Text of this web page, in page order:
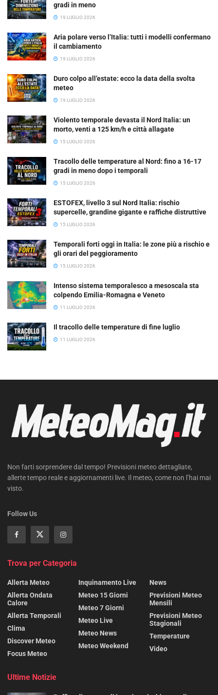
gradi in meno
19 LUGLIO 2026
Aria polare verso l’Italia: tutti i modelli confermano
il cambiamento
19 LUGLIO 2026
Duro colpo all’estate: ecco la data della svolta
meteo
19 LUGLIO 2026
Violento temporale devasta il Nord Italia: un
morto, venti a 125 km/h e città allagate
15 LUGLIO 2026
Tracollo delle temperature al Nord: fino a 16-17
gradi in meno dopo i temporali
15 LUGLIO 2026
ESTOFEX, livello 3 sul Nord Italia: rischio
supercelle, grandine gigante e raffiche distruttive
15 LUGLIO 2026
Temporali forti oggi in Italia: le zone più a rischio e
gli orari del peggioramento
15 LUGLIO 2026
Intenso sistema temporalesco a mesoscala sta
colpendo Emilia-Romagna e Veneto
11 LUGLIO 2026
Il tracollo delle temperature di fine luglio
11 LUGLIO 2026
Non farti sorprendere dal tempo! Previsioni meteo dettagliate,
allerte tempo reale e aggiornamenti live. Il meteo, come non l’hai mai
visto.
Follow Us
Trova per Categoria
Allerta Meteo
Allerta Ondata
Calore
Allerta Temporali
Clima
Discover Meteo
Focus Meteo
Inquinamento Live
Meteo 15 Giorni
Meteo 7 Giorni
Meteo Live
Meteo News
Meteo Weekend
News
Previsioni Meteo
Mensili
Previsioni Meteo
Stagionali
Temperature
Video
Ultime Notizie